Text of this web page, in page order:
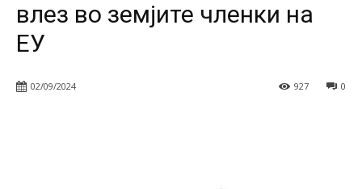
влез во земјите членки на
ЕУ
02/09/2024 0
927